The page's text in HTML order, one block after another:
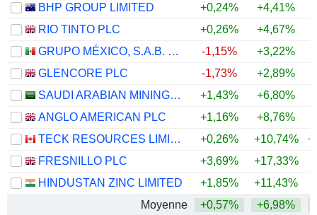
BHP GROUP LIMITED
+0,24% +4,41%
RIO TINTO PLC
+0,26% +4,67%
GRUPO MÉXICO, S.A.B. DE C.V.
-1,15% +3,22%
GLENCORE PLC
-1,73% +2,89%
SAUDI ARABIAN MINING COMPANY (MAADEN)
+1,43% +6,80%
ANGLO AMERICAN PLC
+1,16% +8,76%
TECK RESOURCES LIMITED
+0,26% +10,74%
FRESNILLO PLC
+3,69% +17,33%
HINDUSTAN ZINC LIMITED
+1,85% +11,43%
Moyenne
+0,57% +6,98%